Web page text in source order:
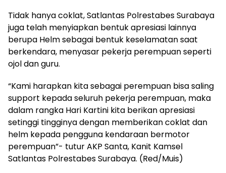
Tidak hanya coklat, Satlantas Polrestabes Surabaya
juga telah menyiapkan bentuk apresiasi lainnya
berupa Helm sebagai bentuk keselamatan saat
berkendara, menyasar pekerja perempuan seperti
ojol dan guru.
“Kami harapkan kita sebagai perempuan bisa saling
support kepada seluruh pekerja perempuan, maka
dalam rangka Hari Kartini kita berikan apresiasi
setinggi tingginya dengan memberikan coklat dan
helm kepada pengguna kendaraan bermotor
perempuan”- tutur AKP Santa, Kanit Kamsel
Satlantas Polrestabes Surabaya. (Red/Muis)